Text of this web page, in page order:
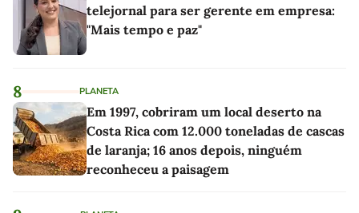
telejornal para ser gerente em empresa:
"Mais tempo e paz"
8 PLANETA
Em 1997, cobriram um local deserto na
Costa Rica com 12.000 toneladas de cascas
de laranja; 16 anos depois, ninguém
reconheceu a paisagem